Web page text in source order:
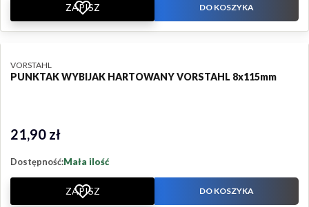
ZAPISZ DO KOSZYKA
PUNKTAK WYBIJAK HARTOWANY VORSTAHL 8x115mm
PRODUCENT
VORSTAHL
Cena
21,90 zł
Dostępność:Mała ilość
ZAPISZ DO KOSZYKA